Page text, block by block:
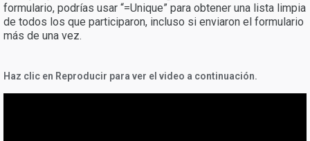
formulario, podrías usar “=Unique” para obtener una lista limpia
de todos los que participaron, incluso si enviaron el formulario
más de una vez.
Haz clic en Reproducir para ver el video a continuación.